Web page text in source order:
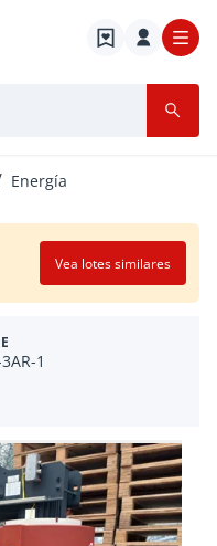
Energía
Vea lotes similares
1